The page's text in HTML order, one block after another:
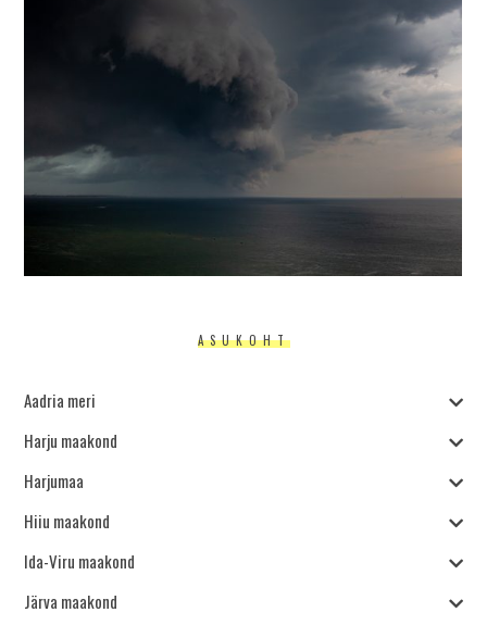
ASUKOHT
Aadria meri
Harju maakond
Harjumaa
Hiiu maakond
Ida-Viru maakond
Järva maakond